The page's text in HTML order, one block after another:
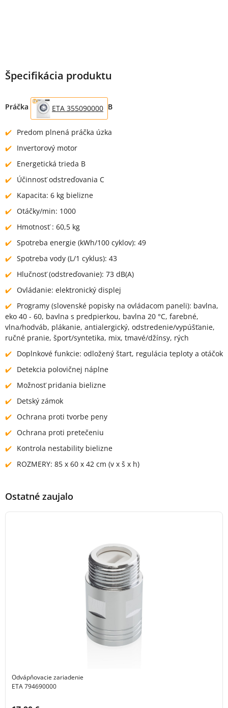
Špecifikácia produktu
Práčka ETA 355090000 B
Predom plnená práčka úzka
Invertorový motor
Energetická trieda B
Účinnosť odstreďovania C
Kapacita: 6 kg bielizne
Otáčky/min: 1000
Hmotnosť : 60,5 kg
Spotreba energie (kWh/100 cyklov): 49
Spotreba vody (L/1 cyklus): 43
Hlučnosť (odstreďovanie): 73 dB(A)
Ovládanie: elektronický displej
Programy (slovenské popisky na ovládacom paneli): bavlna,
eko 40 - 60, bavlna s predpierkou, bavlna 20 °C, farebné,
vlna/hodváb, plákanie, antialergický, odstredenie/vypúšťanie,
ručné pranie, šport/syntetika, mix, tmavé/džínsy, rých
Doplnkové funkcie: odložený štart, regulácia teploty a otáčok
Detekcia polovičnej náplne
Možnosť pridania bielizne
Detský zámok
Ochrana proti tvorbe peny
Ochrana proti pretečeniu
Kontrola nestability bielizne
ROZMERY: 85 x 60 x 42 cm (v x š x h)
Ostatné zaujalo
Odvápňovacie zariadenie
ETA 794690000